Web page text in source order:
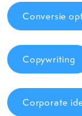
Conversie
Copywriting
Corporate